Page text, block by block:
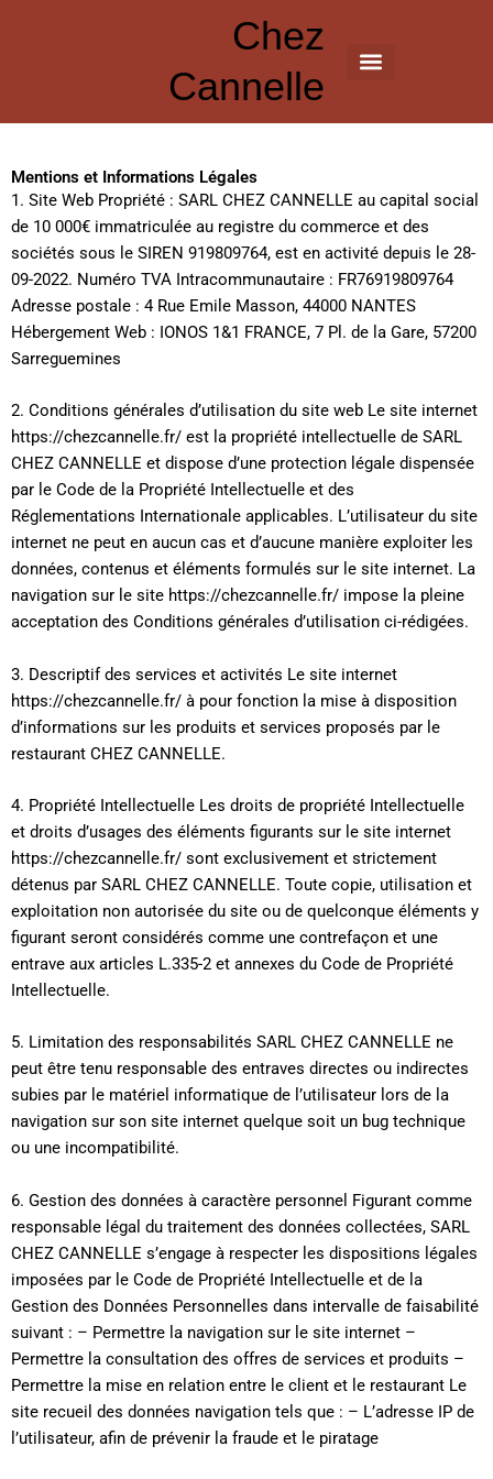
Chez
Cannelle
Mentions et Informations Légales
1. Site Web Propriété : SARL CHEZ CANNELLE au capital social
de 10 000€ immatriculée au registre du commerce et des
sociétés sous le SIREN 919809764, est en activité depuis le 28-
09-2022. Numéro TVA Intracommunautaire : FR76919809764
Adresse postale : 4 Rue Emile Masson, 44000 NANTES
Hébergement Web : IONOS 1&1 FRANCE, 7 Pl. de la Gare, 57200
Sarreguemines
2. Conditions générales d’utilisation du site web Le site internet
https://chezcannelle.fr/ est la propriété intellectuelle de SARL
CHEZ CANNELLE et dispose d’une protection légale dispensée
par le Code de la Propriété Intellectuelle et des
Réglementations Internationale applicables. L’utilisateur du site
internet ne peut en aucun cas et d’aucune manière exploiter les
données, contenus et éléments formulés sur le site internet. La
navigation sur le site https://chezcannelle.fr/ impose la pleine
acceptation des Conditions générales d’utilisation ci-rédigées.
3. Descriptif des services et activités Le site internet
https://chezcannelle.fr/ à pour fonction la mise à disposition
d’informations sur les produits et services proposés par le
restaurant CHEZ CANNELLE.
4. Propriété Intellectuelle Les droits de propriété Intellectuelle
et droits d’usages des éléments figurants sur le site internet
https://chezcannelle.fr/ sont exclusivement et strictement
détenus par SARL CHEZ CANNELLE. Toute copie, utilisation et
exploitation non autorisée du site ou de quelconque éléments y
figurant seront considérés comme une contrefaçon et une
entrave aux articles L.335-2 et annexes du Code de Propriété
Intellectuelle.
5. Limitation des responsabilités SARL CHEZ CANNELLE ne
peut être tenu responsable des entraves directes ou indirectes
subies par le matériel informatique de l’utilisateur lors de la
navigation sur son site internet quelque soit un bug technique
ou une incompatibilité.
6. Gestion des données à caractère personnel Figurant comme
responsable légal du traitement des données collectées, SARL
CHEZ CANNELLE s’engage à respecter les dispositions légales
imposées par le Code de Propriété Intellectuelle et de la
Gestion des Données Personnelles dans intervalle de faisabilité
suivant : – Permettre la navigation sur le site internet –
Permettre la consultation des offres de services et produits –
Permettre la mise en relation entre le client et le restaurant Le
site recueil des données navigation tels que : – L’adresse IP de
l’utilisateur, afin de prévenir la fraude et le piratage